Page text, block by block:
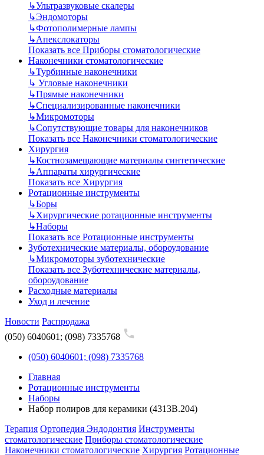
↳Ультразвуковые скалеры
↳Эндомоторы
↳Фотополимерные лампы
↳Апекслокаторы
Показать все Приборы стоматологические
Наконечники стоматологические
↳Турбинные наконечники
↳ Угловые наконечники
↳Прямые наконечники
↳Специализированные наконечники
↳Микромоторы
↳Сопутствующие товары для наконечников
Показать все Наконечники стоматологические
Хирургия
↳Костнозамещающие материалы синтетические
↳Аппараты хирургические
Показать все Хирургия
Ротационные инструменты
↳Боры
↳Хирургические ротационные инструменты
↳Наборы
Показать все Ротационные инструменты
Зуботехнические материалы, обороудование
↳Микромоторы зуботехнические
Показать все Зуботехнические материалы,
обороудование
Расходные материалы
Уход и лечение
Новости Распродажа
(050) 6040601; (098) 7335768
(050) 6040601; (098) 7335768
Главная
Ротационные инструменты
Наборы
Набор полиров для керамики (4313B.204)
Терапия Ортопедия Эндодонтия Инструменты
стоматологические Приборы стоматологические
Наконечники стоматологические Хирургия Ротационные